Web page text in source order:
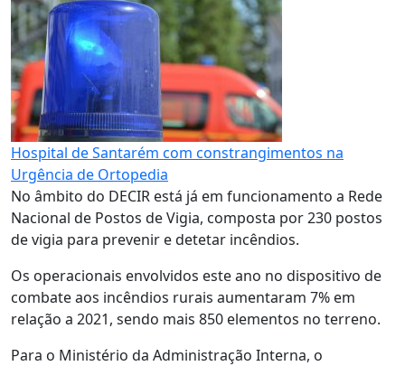
Hospital de Santarém com constrangimentos na
Urgência de Ortopedia
No âmbito do DECIR está já em funcionamento a Rede
Nacional de Postos de Vigia, composta por 230 postos
de vigia para prevenir e detetar incêndios.
Os operacionais envolvidos este ano no dispositivo de
combate aos incêndios rurais aumentaram 7% em
relação a 2021, sendo mais 850 elementos no terreno.
Para o Ministério da Administração Interna, o